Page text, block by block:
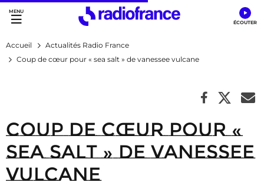
Accès direct :
Menu principal
Contenu
Accueil
Actualités Radio France
Coup de cœur pour « sea salt » de vanessee vulcane
Coup de cœur pour «
sea salt » de vanessee
vulcane